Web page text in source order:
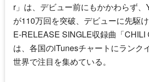
r」は、デビュー前にもかかわらず、
が110万回を突破、デビューに先駆
E-RELEASE SINGLE収録曲「CHILI
は、各国のiTunesチャートにランク
世界で注目を集めている。